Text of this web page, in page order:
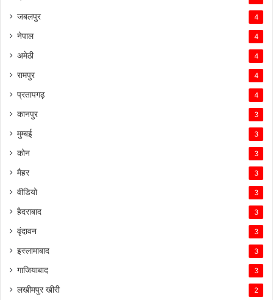
जबलपुर 4
नेपाल 4
अमेठी 4
रामपुर 4
प्रतापगढ़ 4
कानपुर 3
मुम्बई 3
कोन 3
मैहर 3
वीडियो 3
हैदराबाद 3
वृंदावन 3
इस्लामाबाद 3
गाजियाबाद 3
लखीमपुर खीरी 2